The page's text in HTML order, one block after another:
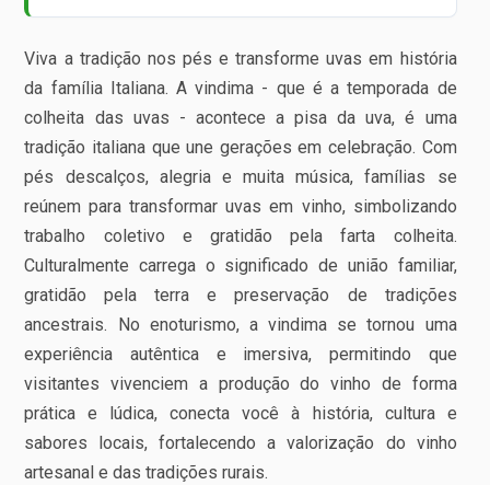
Viva a tradição nos pés e transforme uvas em história
da família Italiana. A vindima - que é a temporada de
colheita das uvas - acontece a pisa da uva, é uma
tradição italiana que une gerações em celebração. Com
pés descalços, alegria e muita música, famílias se
reúnem para transformar uvas em vinho, simbolizando
trabalho coletivo e gratidão pela farta colheita.
Culturalmente carrega o significado de união familiar,
gratidão pela terra e preservação de tradições
ancestrais. No enoturismo, a vindima se tornou uma
experiência autêntica e imersiva, permitindo que
visitantes vivenciem a produção do vinho de forma
prática e lúdica, conecta você à história, cultura e
sabores locais, fortalecendo a valorização do vinho
artesanal e das tradições rurais.